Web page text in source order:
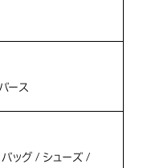
ース
ッグ / シューズ /